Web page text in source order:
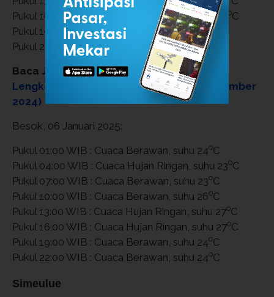
Pukul 16:00 WIB : Cuaca Hujan Ringan, suhu 26
oC
Pukul 19:00 WIB : Cuaca Berawan, suhu 24oC
Pukul 22:00 WIB : Cuaca Berawan, suhu 24o
Baca Juga:Prakiraan Cuaca BMKG Aceh
Lengkap, Hari Ini dan Besok (8 dan 9 November
2024)
Besok, 06 Januari 2025:
Pukul 01:00 WIB : Cuaca Berawan, suhu 24oC
Pukul 04:00 WIB : Cuaca Hujan Ringan, suhu 23oC
Pukul 07:00 WIB : Cuaca Berawan, suhu 23oC
Pukul 10:00 WIB : Cuaca Berawan, suhu 26oC
Pukul 13:00 WIB : Cuaca Hujan Ringan, suhu 27oC
Pukul 16:00 WIB : Cuaca Hujan Ringan, suhu 27oC
Pukul 19:00 WIB : Cuaca Berawan, suhu 24oC
Pukul 22:00 WIB : Cuaca Berawan, suhu 24oC
Simeulue